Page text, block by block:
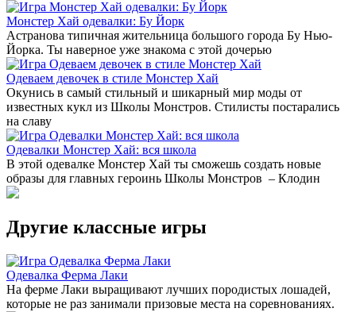
Монстер Хай одевалки: Бу Йорк
Астранова типичная жительница большого города Бу Нью-
Йорка. Ты наверное уже знакома с этой дочерью
Одеваем девочек в стиле Монстер Хай
Окунись в самый стильный и шикарный мир моды от
известных кукл из Школы Монстров. Стилисты постарались
на славу
Одевалки Монстер Хай: вся школа
В этой одевалке Монстер Хай ты сможешь создать новые
образы для главных героинь Школы Монстров – Клодин
Другие классные игры
Одевалка Ферма Лаки
На ферме Лаки выращивают лучших породистых лошадей,
которые не раз занимали призовые места на соревнованиях.